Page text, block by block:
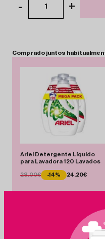
- 1 +
Comprado juntos
Ariel Detergente Líquido
para Lavadora 120 Lavados
28.00€ -14% 24.20€
Total